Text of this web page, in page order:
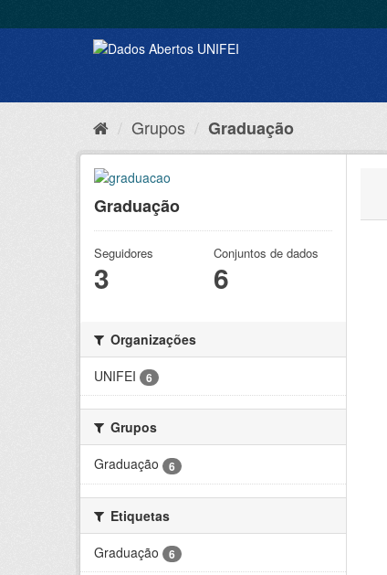
Grupos Graduação
Graduação
Seguidores
3
Conjuntos de dados
6
Organizações
UNIFEI
6
Grupos
Graduação
6
Etiquetas
Graduação
6